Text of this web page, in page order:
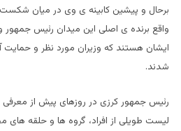
برحال و پیشین کابینه ی وی در میان شکست
واقع برنده ی اصلی این میدان رئیس جمهور
ایشان هستند که وزیران مورد نظر و حمایت
شدند.
رئیس جمهور کرزی در روزهای پیش از
لیست طویلی از افراد، گروه ها و حلقه های